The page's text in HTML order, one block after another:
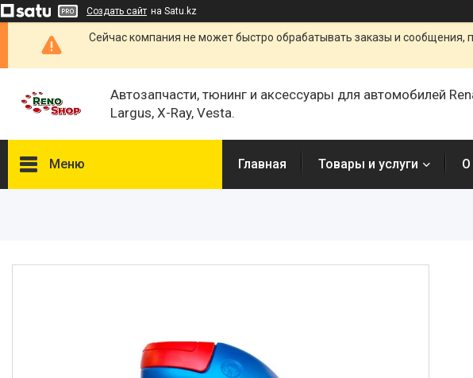
Создать сайт на Satu.kz
Сейчас компания не может быстро обрабатывать заказы и сообщения,
Автозапчасти, тюнинг и аксессуары для автомобилей
Largus, X-Ray, Vesta.
Меню Главная Товары и услуги О